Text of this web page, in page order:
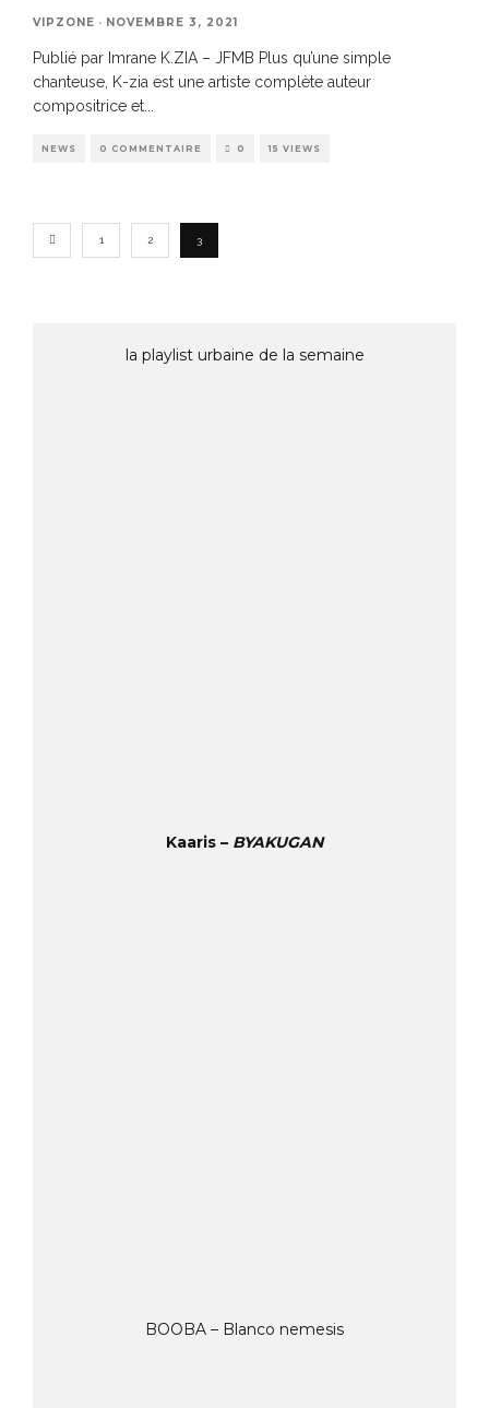
VIPZONE · NOVEMBRE 3, 2021
Publié par Imrane K.ZIA – JFMB Plus qu’une simple
chanteuse, K-zia est une artiste complète auteur
compositrice et
NEWS 0 COMMENTAIRE 0 15 VIEWS
1 2 3
la playlist urbaine de la semaine
Kaaris – BYAKUGAN
BOOBA – Blanco nemesis